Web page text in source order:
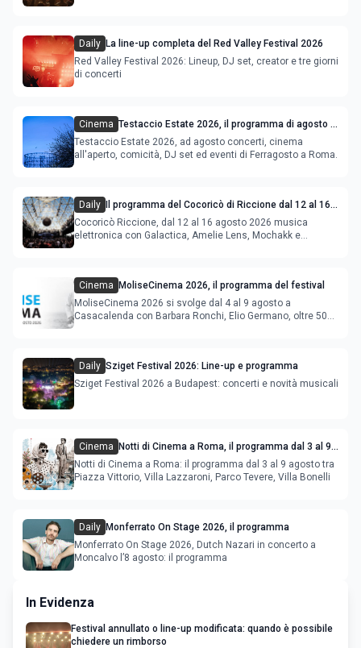
Daily La line-up completa del Red Valley Festival 2026
Red Valley Festival 2026: Lineup, DJ set, creator e tre giorni
di concerti
Cinema Testaccio Estate 2026, il programma di agosto e
Ferragosto
Testaccio Estate 2026, ad agosto concerti, cinema
all'aperto, comicità, DJ set ed eventi di Ferragosto a Roma.
Daily Il programma del Cocoricò di Riccione dal 12 al 16
agosto 2026
Cocoricò Riccione, dal 12 al 16 agosto 2026 musica
elettronica con Galactica, Amelie Lens, Mochakk e
Cinema MoliseCinema 2026, il programma del festival
MoliseCinema 2026 si svolge dal 4 al 9 agosto a
Casacalenda con Barbara Ronchi, Elio Germano, oltre 50
Daily Sziget Festival 2026: Line-up e programma
Sziget Festival 2026 a Budapest: concerti e novità musicali
Cinema Notti di Cinema a Roma, il programma dal 3 al 9
Notti di Cinema a Roma: il programma dal 3 al 9 agosto tra
Piazza Vittorio, Villa Lazzaroni, Parco Tevere, Villa Bonelli
Daily Monferrato On Stage 2026, il programma
Monferrato On Stage 2026, Dutch Nazari in concerto a
Moncalvo l’8 agosto: il programma
In Evidenza
Festival annullato o line-up modificata: quando è possibile
chiedere un rimborso